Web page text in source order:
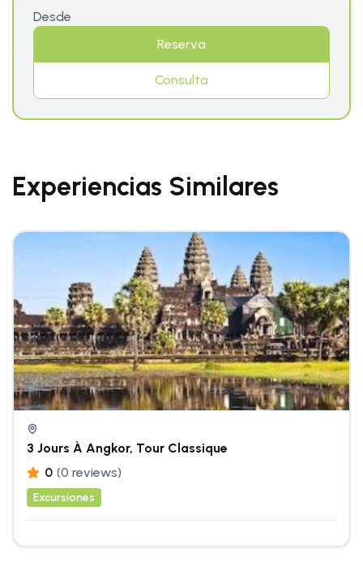
Desde
Reserva
Consulta
Experiencias Similares
3 Jours À Angkor, Tour Classique
0 (0 reviews)
Excursiones